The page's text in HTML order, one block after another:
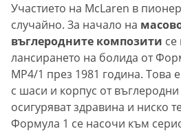
Участието на McLaren в
случайно. За начало на
въглеродните композити
лансирането на болида от
MP4/1 през 1981 година. Това
с шаси и корпус от
осигуряват здравина и ниско
Формула 1 се насочи към